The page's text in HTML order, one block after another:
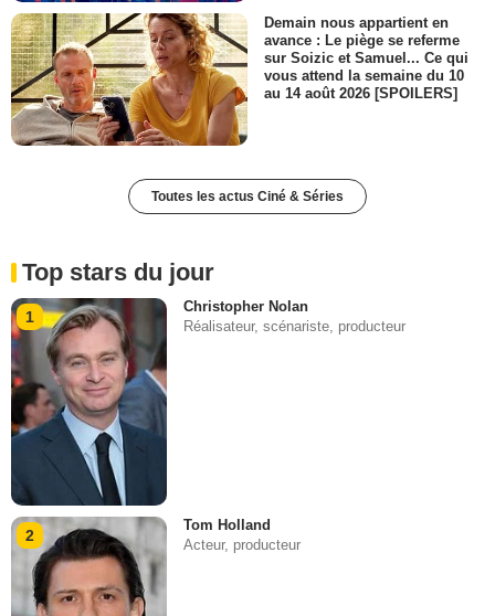
Demain nous appartient en
avance : Le piège se referme
sur Soizic et Samuel... Ce qui
vous attend la semaine du 10
au 14 août 2026 [SPOILERS]
Toutes les actus Ciné & Séries
Top stars du jour
1
Christopher Nolan
Réalisateur, scénariste, producteur
2
Tom Holland
Acteur, producteur